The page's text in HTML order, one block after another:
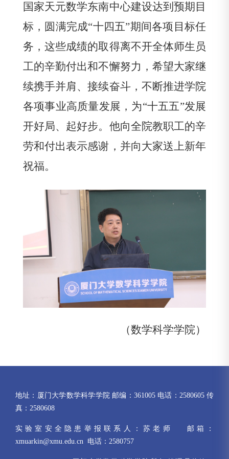
国家天元数学东南中心建设达到预期目
标，圆满完成“十四五”期间各项目标任
务，这些成绩的取得离不开全体师生员
工的辛勤付出和不懈努力，希望大家继
续携手并肩、接续奋斗，不断推进学院
各项事业高质量发展，为“十五五”发展
开好局、起好步。他向全院教职工的辛
劳和付出表示感谢，并向大家送上新年
祝福。
（数学科学学院）
地址：厦门大学数学科学学院 邮编：361005 电话：2580605 传
真：2580608
实验室安全隐患举报联系人：苏老师 邮箱：
xmuarkin@xmu.edu.cn 电话：2580757